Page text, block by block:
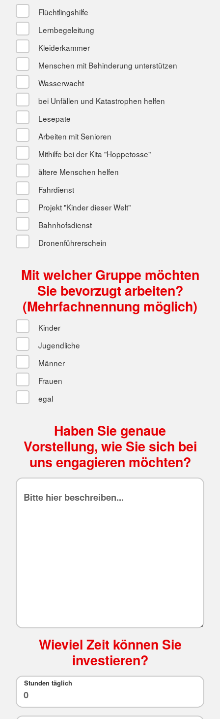
Flüchtlingshilfe
Lernbegeleitung
Kleiderkammer
Menschen mit Behinderung unterstützen
Wasserwacht
bei Unfällen und Katastrophen helfen
Lesepate
Arbeiten mit Senioren
Mithilfe bei der Kita "Hoppetosse"
ältere Menschen helfen
Fahrdienst
Projekt "Kinder dieser Welt"
Bahnhofsdienst
Dronenführerschein
Mit welcher Gruppe möchten
Sie bevorzugt arbeiten?
(Mehrfachnennung möglich)
Kinder
Jugendliche
Männer
Frauen
egal
Haben Sie genaue
Vorstellung, wie Sie sich bei
uns engagieren möchten?
Wieviel Zeit können Sie
investieren?
Stunden täglich